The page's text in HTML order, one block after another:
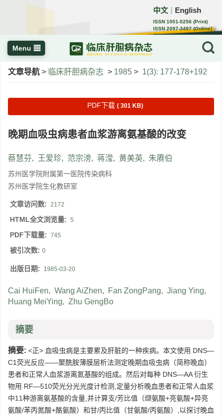
中文 English
ISSN 1001-5256 (Print)
ISSN 2097-3497 (Online)
CN 22-1108/R
Menu
文章导航 > 临床肝胆病杂志 > 1985 > 1(3): 177-178+192
PDF下载 ( 301 KB)
晚期血吸虫病患者血浆游离氨基酸的改变
蔡慧芬, 王爱珍, 范宗滂, 蒋滢, 黄美英, 朱赓伯
苏州医学院附属第一医院传染病科
苏州医学院生化教研室
文章访问数: 2172
HTML全文浏览量: 5
PDF下载量: 745
被引次数: 0
出版日期: 1985-03-20
Cai HuiFen, Wang AiZhen, Fan ZongPang, Jiang Ying,
Huang MeiYing, Zhu GengBo
摘要
摘要: <正> 血吸虫病是主要累及肝脏的一种疾病。本文使用 DNS—
C1荧光反应——聚酰胺薄膜层析法测定晚期血吸虫病（简称晚血）
患者和正常人血浆游离氮基酸的组成。然后对每种 DNS—AA 衍生
物用 RF—510荧光分光光度计检测,定量分析晚血患者和正常人血浆
中11种游离氨基酸的含量,并计算支/芳比值（缬氨酸+亮氨酸+异亮
氨酸/苯丙氮酸+酪氨酸）和甘/丙比值（甘氨酸/丙氨酸）,以探讨晚血